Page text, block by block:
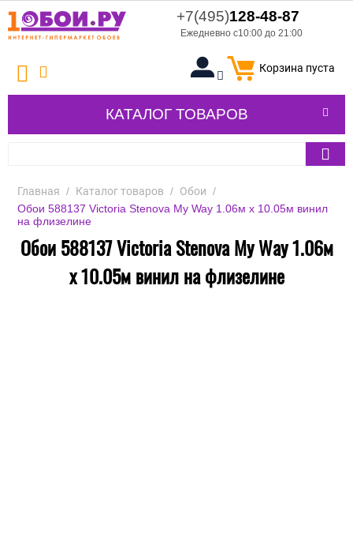
+7(495)128-48-87
Ежедневно с10:00 до 21:00
Корзина пуста
КАТАЛОГ ТОВАРОВ
Главная / Каталог товаров / Обои /
Обои 588137 Victoria Stenova My Way 1.06м x 10.05м винил
на флизелине
Обои 588137 Victoria Stenova My Way 1.06м
x 10.05м винил на флизелине